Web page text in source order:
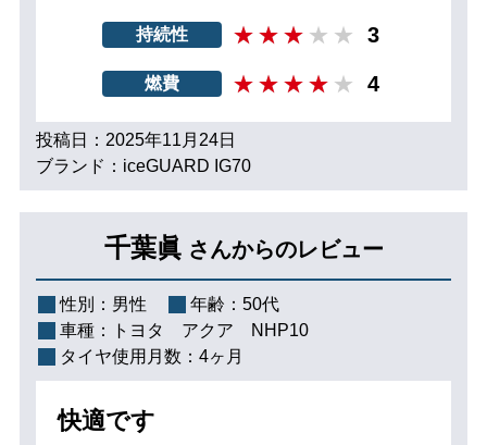
持続性 3
燃費 4
投稿日：2025年11月24日
ブランド：iceGUARD IG70
千葉眞 さんからのレビュー
性別： 男性 年齢： 50代
車種：
トヨタ アクア NHP10
タイヤ使用月数： 4ヶ月
快適です